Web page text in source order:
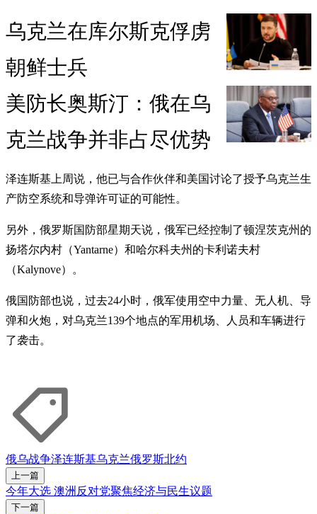
乌克兰在库尔斯克俘虏
朝鲜士兵
美防长奥斯汀：俄在乌
克兰战争并非占尽优势
泽连斯基上周说，他已与合作伙伴和美国讨论了授予乌克兰生
产防空系统和导弹许可证的可能性。
另外，俄罗斯国防部星期天说，俄军已经控制了顿涅茨克州的
扬塔尔内村（Yantarne）和哈尔科夫州的卡利诺夫村
（Kalynove）。
俄国防部也说，过去24小时，俄军使用空中力量、无人机、导
弹和火炮，对乌克兰139个地点的军用机场、人员和车辆进行
了袭击。
俄乌战争泽连斯基乌克兰俄罗斯北约
上一篇
今年大选 澳洲反对党聚焦经济与民生议题
下一篇